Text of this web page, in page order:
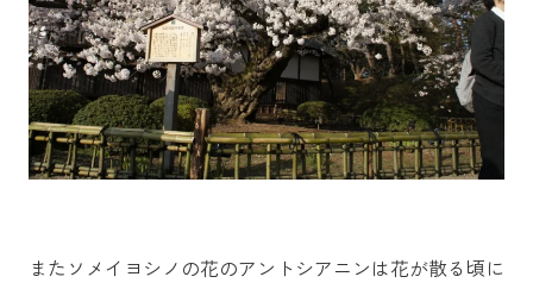
またソメイヨシノの花のアントシアニンは花が散る頃に